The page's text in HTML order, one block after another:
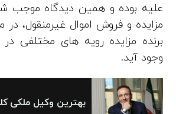
علیه بوده و همین دیدگاه موجب
مزایده و فروش اموال غیرمنقول، در
برنده مزایده رویه‌ های مختلفی
وجود آید.
بهترین وکیل ملکی